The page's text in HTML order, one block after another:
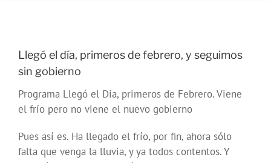
Llegó el día, primeros de febrero, y seguimos
sin gobierno
Programa Llegó el Día, primeros de Febrero. Viene
el frío pero no viene el nuevo gobierno
Pues así es. Ha llegado el frío, por fin, ahora sólo
falta que venga la lluvia, y ya todos contentos. Y